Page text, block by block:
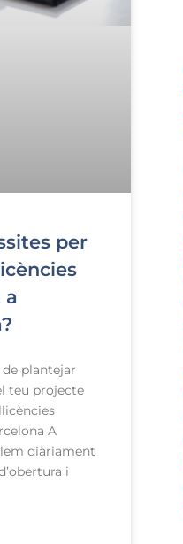
per
a
plantejar
teu projecte
A
diàriament
i